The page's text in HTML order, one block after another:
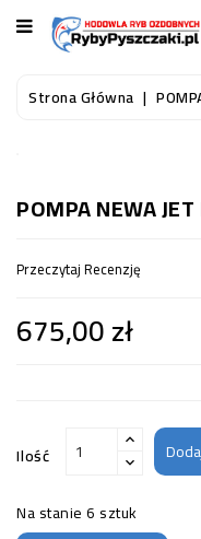
KATEGORIA
STRONA
AKWARIOWE
DO
WODNEGO
I
(SPRZĘT)
OCZKO
WODNE
Strona Główna
POMPA NEWA
Przeczytaj Recenzję
675,00 zł
Ilość
Na stanie6 sztuk